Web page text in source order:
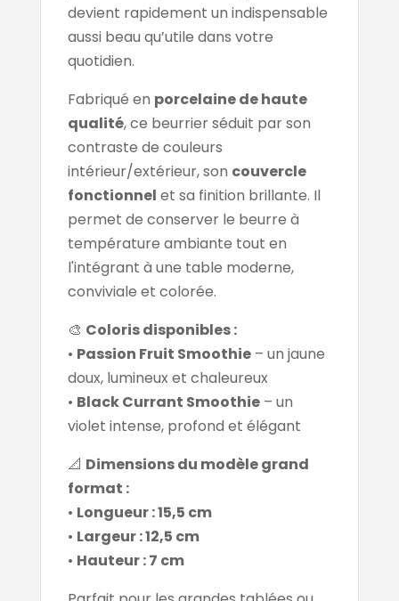
devient rapidement un indispensable
aussi beau qu’utile dans votre
quotidien.
Fabriqué en porcelaine de haute
qualité, ce beurrier séduit par son
contraste de couleurs
intérieur/extérieur, son couvercle
fonctionnel et sa finition brillante. Il
permet de conserver le beurre à
température ambiante tout en
l'intégrant à une table moderne,
conviviale et colorée.
🎨 Coloris disponibles :
• Passion Fruit Smoothie– un jaune
doux, lumineux et chaleureux
• Black Currant Smoothie– un
violet intense, profond et élégant
📐 Dimensions du modèle grand
format :
• Longueur : 15,5 cm
• Largeur : 12,5 cm
• Hauteur : 7 cm